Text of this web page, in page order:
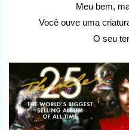
Meu bem,
Você ouve uma
O seu